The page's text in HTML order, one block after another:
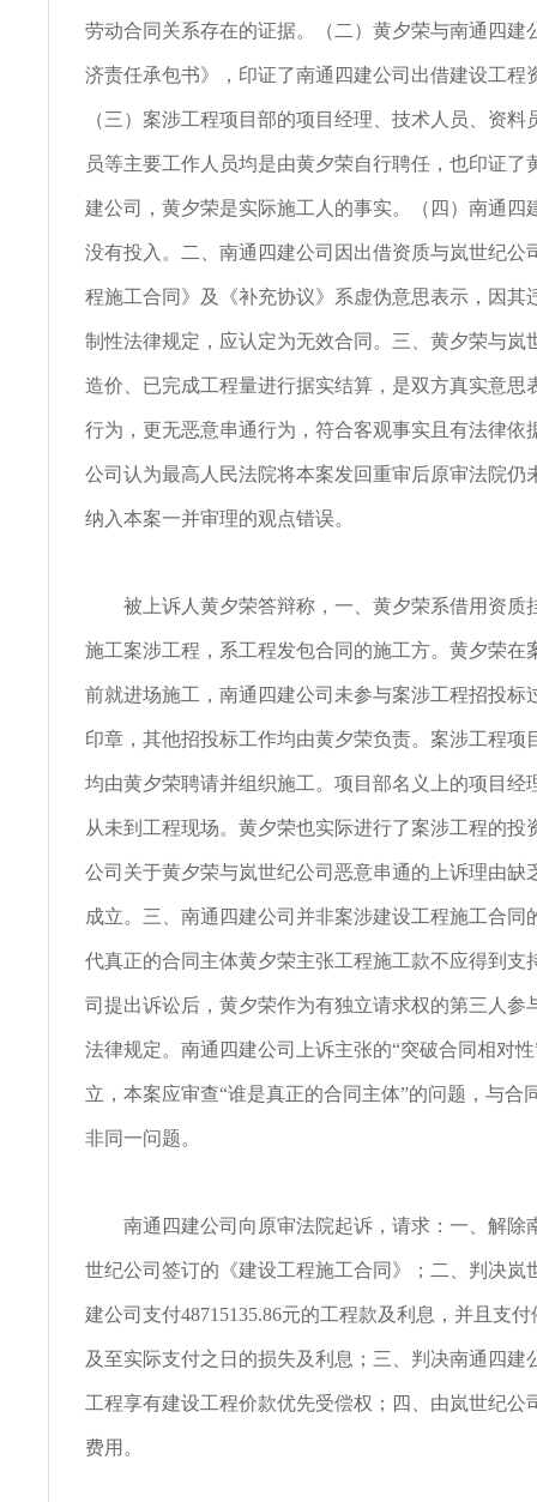
劳动合同关系存在的证据。（二）黄夕荣与南通四建
济责任承包书》，印证了南通四建公司出借建设工程
（三）案涉工程项目部的项目经理、技术人员、资料
员等主要工作人员均是由黄夕荣自行聘任，也印证了
建公司，黄夕荣是实际施工人的事实。（四）南通四
没有投入。二、南通四建公司因出借资质与岚世纪公
程施工合同》及《补充协议》系虚伪意思表示，因其
制性法律规定，应认定为无效合同。三、黄夕荣与岚
造价、已完成工程量进行据实结算，是双方真实意思
行为，更无恶意串通行为，符合客观事实且有法律依
公司认为最高人民法院将本案发回重审后原审法院仍
纳入本案一并审理的观点错误。
被上诉人黄夕荣答辩称，一、黄夕荣系借用资质
施工案涉工程，系工程发包合同的施工方。黄夕荣在
前就进场施工，南通四建公司未参与案涉工程招投标
印章，其他招投标工作均由黄夕荣负责。案涉工程项
均由黄夕荣聘请并组织施工。项目部名义上的项目经
从未到工程现场。黄夕荣也实际进行了案涉工程的投
公司关于黄夕荣与岚世纪公司恶意串通的上诉理由缺
成立。三、南通四建公司并非案涉建设工程施工合同
代真正的合同主体黄夕荣主张工程施工款不应得到支
司提出诉讼后，黄夕荣作为有独立请求权的第三人参
法律规定。南通四建公司上诉主张的“突破合同相对
立，本案应审查“谁是真正的合同主体”的问题，与合
非同一问题。
南通四建公司向原审法院起诉，请求：一、解除
世纪公司签订的《建设工程施工合同》；二、判决岚
建公司支付48715135.86元的工程款及利息，并且支
及至实际支付之日的损失及利息；三、判决南通四建
工程享有建设工程价款优先受偿权；四、由岚世纪公
费用。